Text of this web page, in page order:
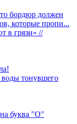
бордюр должен
которые пропи...
в грязи» //
воды тонувшего
буква "О"